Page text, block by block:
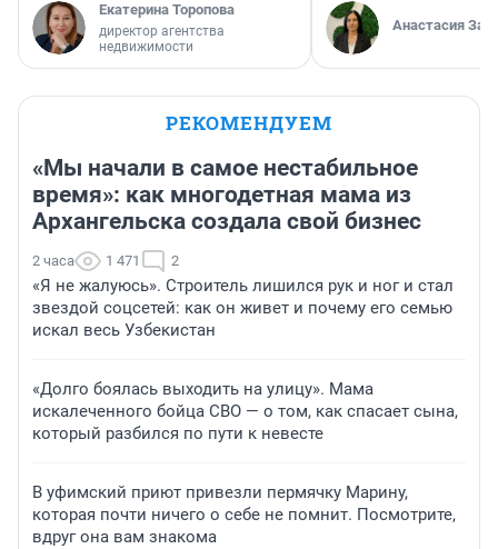
Екатерина Торопова
директор агентства
недвижимости
Анастасия
РЕКОМЕНДУЕМ
«Мы начали в самое нестабильное
время»: как многодетная мама из
Архангельска создала свой бизнес
2 часа 1 471 2
«Я не жалуюсь». Строитель лишился рук и ног и стал
звездой соцсетей: как он живет и почему его семью
искал весь Узбекистан
«Долго боялась выходить на улицу». Мама
искалеченного бойца СВО — о том, как спасает сына,
который разбился по пути к невесте
В уфимский приют привезли пермячку Марину,
которая почти ничего о себе не помнит. Посмотрите,
вдруг она вам знакома